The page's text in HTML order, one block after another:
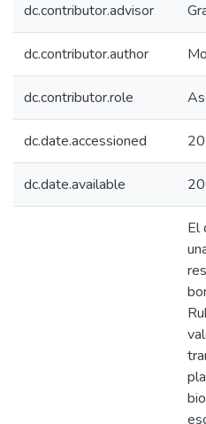
dc.contributor.advisor
dc.contributor.author
dc.contributor.role
dc.date.accessioned
dc.date.available
El